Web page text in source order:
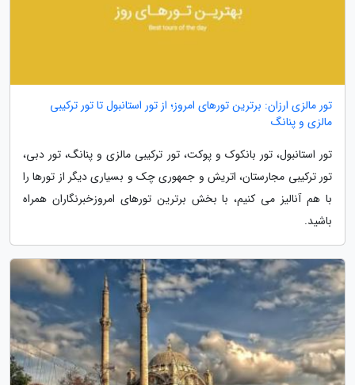
تور مالزی ارزان: برترین تورهای امروز؛ از تور استانبول تا تور ترکیبی
مالزی و پنانگ
تور استانبول، تور بانکوک و پوکت، تور ترکیبی مالزی و پنانگ، تور دبی،
تور ترکیبی مجارستان، اتریش و جمهوری چک و بسیاری دیگر از تورها را
با هم آنالیز می کنیم، با بخش برترین تورهای امروزخبرنگاران همراه
باشید.